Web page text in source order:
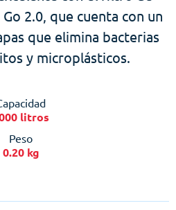
2.0, que cuenta con un
que elimina bacterias
y microplásticos.
litros
Peso
0.20 kg